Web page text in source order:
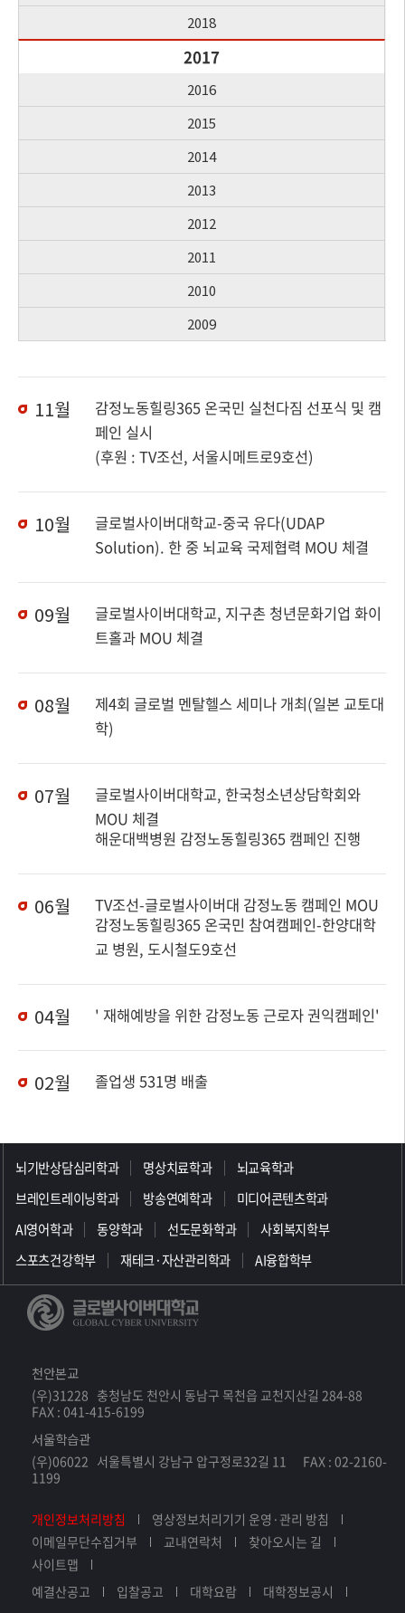
2018
2017
2016
2015
2014
2013
2012
2011
2010
2009
11월
감정노동힐링365 온국민 실천다짐 선포식 및 캠
페인 실시
(후원 : TV조선, 서울시메트로9호선)
10월
글로벌사이버대학교-중국 유다(UDAP
Solution). 한 중 뇌교육 국제협력 MOU 체결
09월
글로벌사이버대학교, 지구촌 청년문화기업 화이
트홀과 MOU 체결
08월
제4회 글로벌 멘탈헬스 세미나 개최(일본 교토대
학)
07월
글로벌사이버대학교, 한국청소년상담학회와
MOU 체결
해운대백병원 감정노동힐링365 캠페인 진행
06월
TV조선-글로벌사이버대 감정노동 캠페인 MOU
감정노동힐링365 온국민 참여캠페인-한양대학
교 병원, 도시철도9호선
04월 ' 재해예방을 위한 감정노동 근로자 권익캠페인'
02월 졸업생 531명 배출
뇌기반상담심리학과 명상치료학과
뇌교육학과
브레인트레이닝학과
방송연예학과
미디어콘텐츠학과
AI영어학과
동양학과 선도문화학과
사회복지학부
스포츠건강학부
재테크·자산관리학과 AI융합학부
천안본교
(우)31228 충청남도 천안시 동남구 목천읍 교천지산길 284-88
FAX : 041-415-6199
서울학습관
(우)06022 서울특별시 강남구 압구정로32길 11 FAX : 02-2160-
1199
개인정보처리방침
영상정보처리기기 운영·관리 방침
이메일무단수집거부
교내연락처
찾아오시는 길
사이트맵
예결산공고
입찰공고 대학요람 대학정보공시